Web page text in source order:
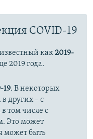
COVID-19
как2019-
2019 года.
19. В некоторых
других – с
том числе с
Это может
может быть